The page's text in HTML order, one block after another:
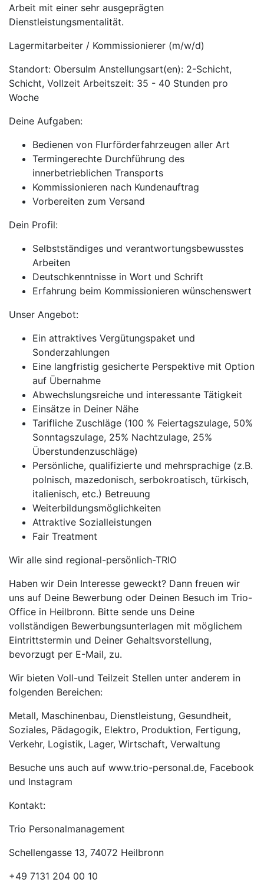
Arbeit mit einer sehr ausgeprägten
Dienstleistungsmentalität.
Lagermitarbeiter / Kommissionierer (m/w/d)
Standort: Obersulm Anstellungsart(en): 2-Schicht,
Schicht, Vollzeit Arbeitszeit: 35 - 40 Stunden pro
Woche
Deine Aufgaben:
Bedienen von Flurförderfahrzeugen aller Art
Termingerechte Durchführung des
innerbetrieblichen Transports
Kommissionieren nach Kundenauftrag
Vorbereiten zum Versand
Dein Profil:
Selbstständiges und verantwortungsbewusstes
Arbeiten
Deutschkenntnisse in Wort und Schrift
Erfahrung beim Kommissionieren wünschenswert
Unser Angebot:
Ein attraktives Vergütungspaket und
Sonderzahlungen
Eine langfristig gesicherte Perspektive mit Option
auf Übernahme
Abwechslungsreiche und interessante Tätigkeit
Einsätze in Deiner Nähe
Tarifliche Zuschläge (100 % Feiertagszulage, 50%
Sonntagszulage, 25% Nachtzulage, 25%
Überstundenzuschläge)
Persönliche, qualifizierte und mehrsprachige (z.B.
polnisch, mazedonisch, serbokroatisch, türkisch,
italienisch, etc.) Betreuung
Weiterbildungsmöglichkeiten
Attraktive Sozialleistungen
Fair Treatment
Wir alle sind regional-persönlich-TRIO
Haben wir Dein Interesse geweckt? Dann freuen wir
uns auf Deine Bewerbung oder Deinen Besuch im Trio-
Office in Heilbronn. Bitte sende uns Deine
vollständigen Bewerbungsunterlagen mit möglichem
Eintrittstermin und Deiner Gehaltsvorstellung,
bevorzugt per E-Mail, zu.
Wir bieten Voll-und Teilzeit Stellen unter anderem in
folgenden Bereichen:
Metall, Maschinenbau, Dienstleistung, Gesundheit,
Soziales, Pädagogik, Elektro, Produktion, Fertigung,
Verkehr, Logistik, Lager, Wirtschaft, Verwaltung
Besuche uns auch auf www.trio-personal.de, Facebook
und Instagram
Kontakt:
Trio Personalmanagement
Schellengasse 13, 74072 Heilbronn
+49 7131 204 00 10